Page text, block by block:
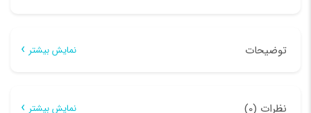
توضیحات نمایش بیشتر
نظرات (0) نمایش بیشتر